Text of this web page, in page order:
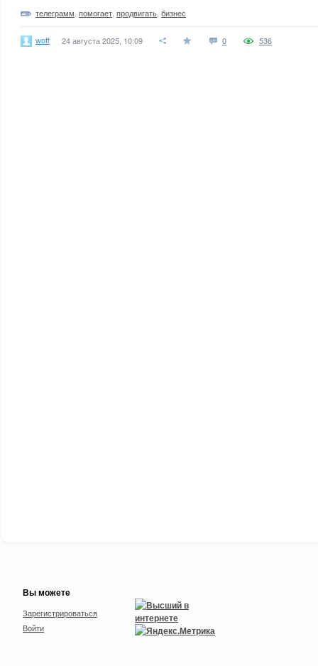
телеграмм помогает продвигать бизнес
woff 24 августа 2025, 10:09 0 536
Вы можете
Зарегистрироваться
Войти